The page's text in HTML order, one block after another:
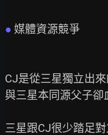
● 媒體資源競爭
CJ是從三星獨立出來
與三星本同源父子卻
三星跟CJ很少踏足